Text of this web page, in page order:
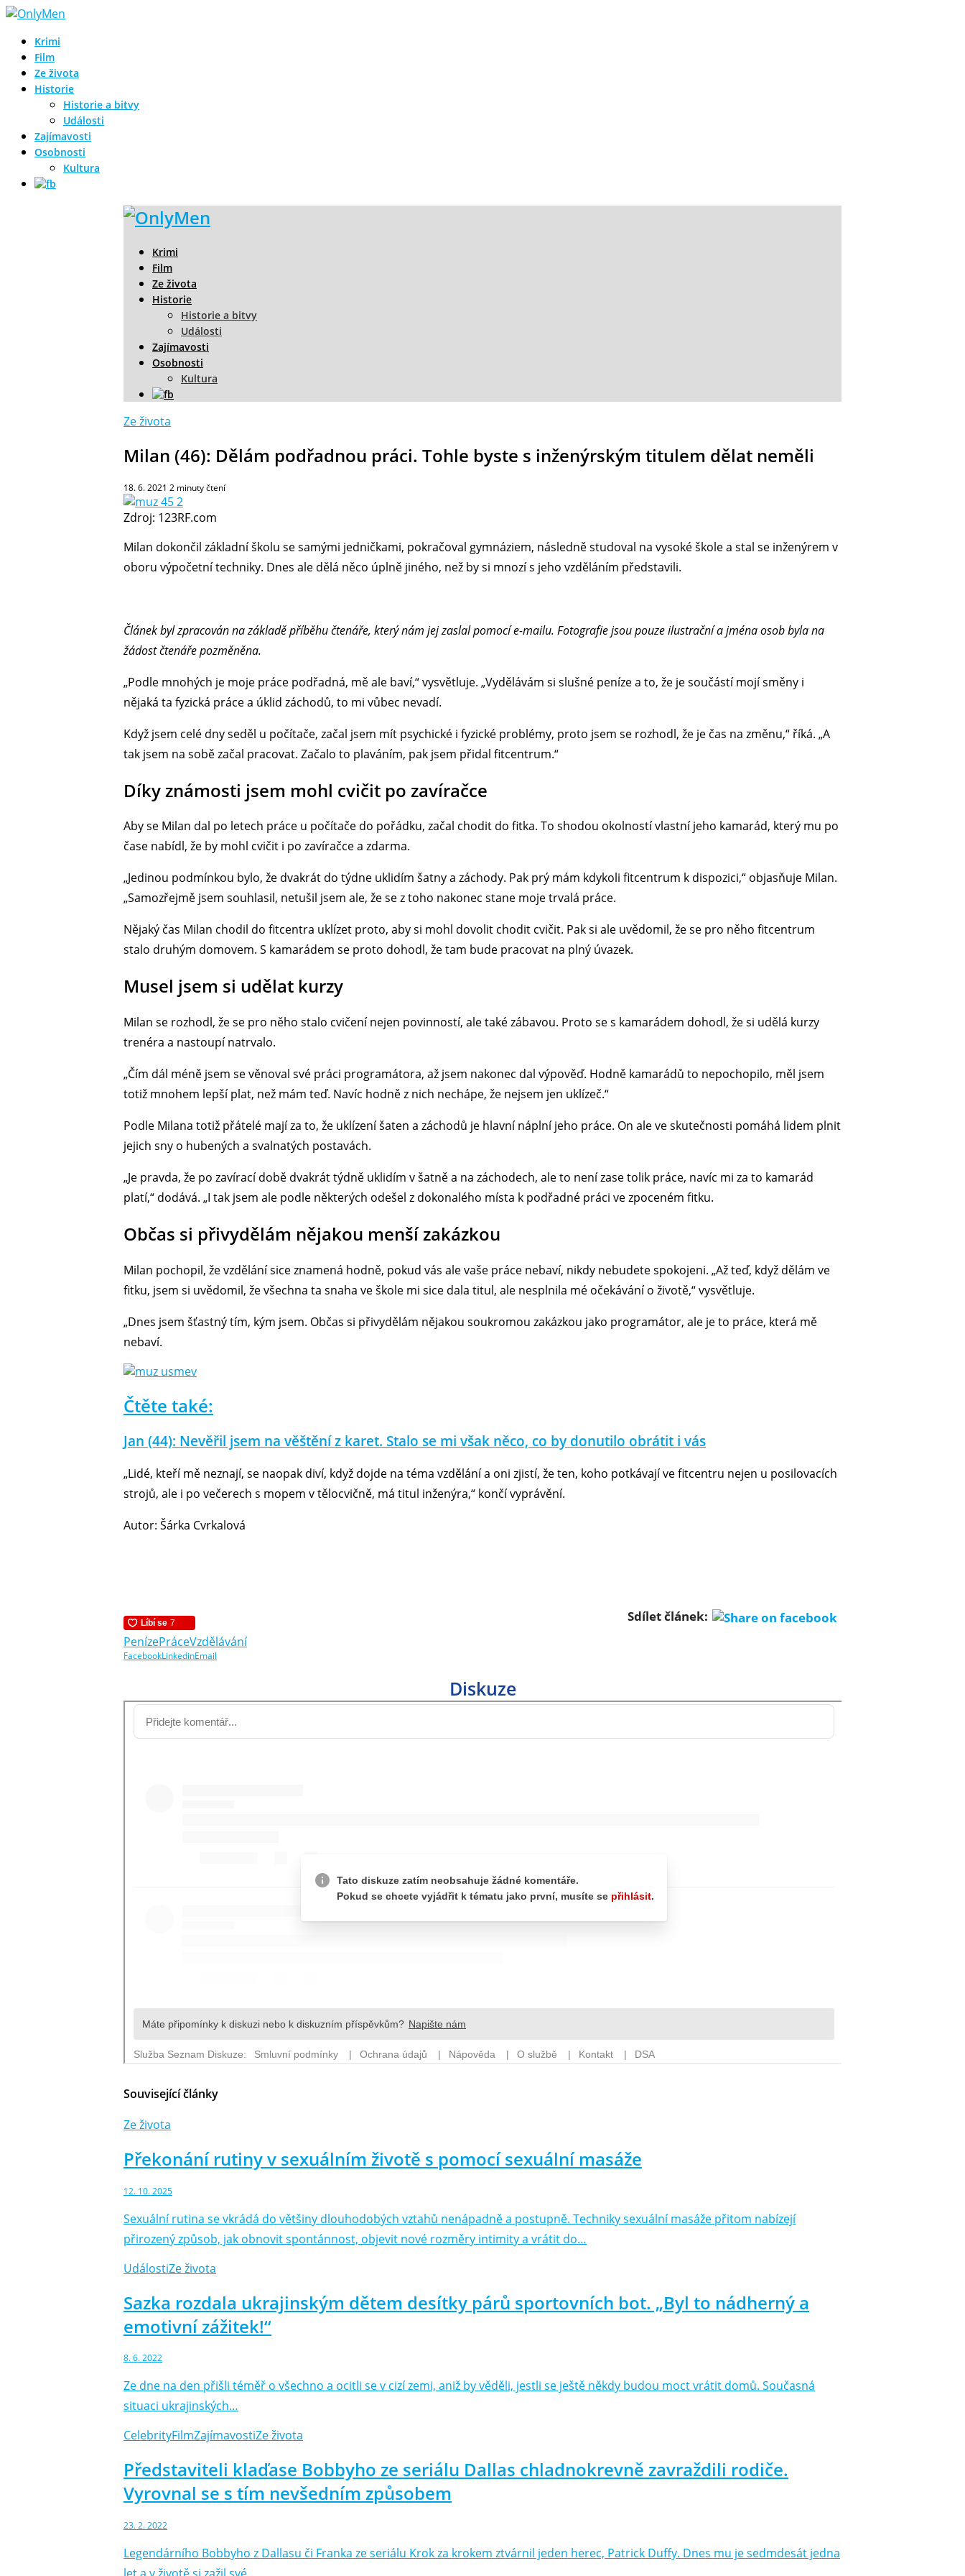
Krimi
Film
Ze života
Historie
Historie a bitvy
Události
Zajímavosti
Osobnosti
Kultura
Krimi
Film
Ze života
Historie
Historie a bitvy
Události
Zajímavosti
Osobnosti
Kultura
Ze života
Milan (46): Dělám podřadnou práci. Tohle byste s inženýrským titulem dělat neměli
18. 6. 2021 2 minuty čtení
Zdroj: 123RF.com
Milan dokončil základní školu se samými jedničkami, pokračoval gymnáziem, následně studoval na vysoké škole a stal se inženýrem v
oboru výpočetní techniky. Dnes ale dělá něco úplně jiného, než by si mnozí s jeho vzděláním představili.
Článek byl zpracován na základě příběhu čtenáře, který nám jej zaslal pomocí e-mailu. Fotografie jsou pouze ilustrační a jména osob byla na
žádost čtenáře pozměněna.
„Podle mnohých je moje práce podřadná, mě ale baví,“ vysvětluje. „Vydělávám si slušné peníze a to, že je součástí mojí směny i
nějaká ta fyzická práce a úklid záchodů, to mi vůbec nevadí.
Když jsem celé dny seděl u počítače, začal jsem mít psychické i fyzické problémy, proto jsem se rozhodl, že je čas na změnu,“ říká. „A
tak jsem na sobě začal pracovat. Začalo to plaváním, pak jsem přidal fitcentrum.“
Díky známosti jsem mohl cvičit po zavíračce
Aby se Milan dal po letech práce u počítače do pořádku, začal chodit do fitka. To shodou okolností vlastní jeho kamarád, který mu po
čase nabídl, že by mohl cvičit i po zavíračce a zdarma.
„Jedinou podmínkou bylo, že dvakrát do týdne uklidím šatny a záchody. Pak prý mám kdykoli fitcentrum k dispozici,“ objasňuje Milan.
„Samozřejmě jsem souhlasil, netušil jsem ale, že se z toho nakonec stane moje trvalá práce.
Nějaký čas Milan chodil do fitcentra uklízet proto, aby si mohl dovolit chodit cvičit. Pak si ale uvědomil, že se pro něho fitcentrum
stalo druhým domovem. S kamarádem se proto dohodl, že tam bude pracovat na plný úvazek.
Musel jsem si udělat kurzy
Milan se rozhodl, že se pro něho stalo cvičení nejen povinností, ale také zábavou. Proto se s kamarádem dohodl, že si udělá kurzy
trenéra a nastoupí natrvalo.
„Čím dál méně jsem se věnoval své práci programátora, až jsem nakonec dal výpověď. Hodně kamarádů to nepochopilo, měl jsem
totiž mnohem lepší plat, než mám teď. Navíc hodně z nich nechápe, že nejsem jen uklízeč.“
Podle Milana totiž přátelé mají za to, že uklízení šaten a záchodů je hlavní náplní jeho práce. On ale ve skutečnosti pomáhá lidem plnit
jejich sny o hubených a svalnatých postavách.
„Je pravda, že po zavírací době dvakrát týdně uklidím v šatně a na záchodech, ale to není zase tolik práce, navíc mi za to kamarád
platí,“ dodává. „I tak jsem ale podle některých odešel z dokonalého místa k podřadné práci ve zpoceném fitku.
Občas si přivydělám nějakou menší zakázkou
Milan pochopil, že vzdělání sice znamená hodně, pokud vás ale vaše práce nebaví, nikdy nebudete spokojeni. „Až teď, když dělám ve
fitku, jsem si uvědomil, že všechna ta snaha ve škole mi sice dala titul, ale nesplnila mé očekávání o životě,“ vysvětluje.
„Dnes jsem šťastný tím, kým jsem. Občas si přivydělám nějakou soukromou zakázkou jako programátor, ale je to práce, která mě
nebaví.
Čtěte také:
Jan (44): Nevěřil jsem na věštění z karet. Stalo se mi však něco, co by donutilo obrátit i vás
„Lidé, kteří mě neznají, se naopak diví, když dojde na téma vzdělání a oni zjistí, že ten, koho potkávají ve fitcentru nejen u posilovacích
strojů, ale i po večerech s mopem v tělocvičně, má titul inženýra,“ končí vyprávění.
Autor: Šárka Cvrkalová
Sdílet článek:
PenízePráceVzdělávání
FacebookLinkedinEmail
Diskuze
Související články
Ze života
Překonání rutiny v sexuálním životě s pomocí sexuální masáže
12. 10. 2025
Sexuální rutina se vkrádá do většiny dlouhodobých vztahů nenápadně a postupně. Techniky sexuální masáže přitom nabízejí
přirozený způsob, jak obnovit spontánnost, objevit nové rozměry intimity a vrátit do…
UdálostiZe života
Sazka rozdala ukrajinským dětem desítky párů sportovních bot. „Byl to nádherný a
emotivní zážitek!“
8. 6. 2022
Ze dne na den přišli téměř o všechno a ocitli se v cizí zemi, aniž by věděli, jestli se ještě někdy budou moct vrátit domů. Současná
situaci ukrajinských…
CelebrityFilmZajímavostiZe života
Představiteli klaďase Bobbyho ze seriálu Dallas chladnokrevně zavraždili rodiče.
Vyrovnal se s tím nevšedním způsobem
23. 2. 2022
Legendárního Bobbyho z Dallasu či Franka ze seriálu Krok za krokem ztvárnil jeden herec, Patrick Duffy. Dnes mu je sedmdesát jedna